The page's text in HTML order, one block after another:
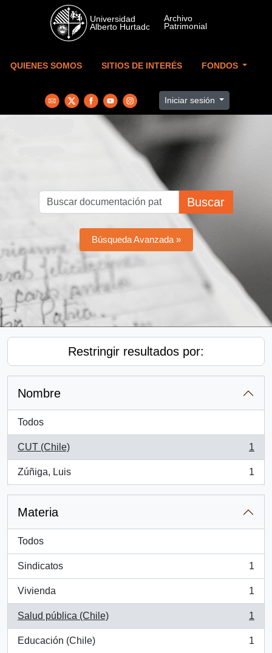
Skip to main content
QUIENES SOMOS SITIOS DE INTERÉS FONDOS
Iniciar sesión
Buscar
Búsqueda Avanzada »
Restringir resultados por:
Nombre
Todos
CUT (Chile)
, 1 resultados
1
Zúñiga, Luis
, 1 resultados
1
Materia
Todos
Sindicatos
, 1 resultados
1
Vivienda
, 1 resultados
1
Salud pública (Chile)
, 1 resultados
1
Educación (Chile)
, 1 resultados
1